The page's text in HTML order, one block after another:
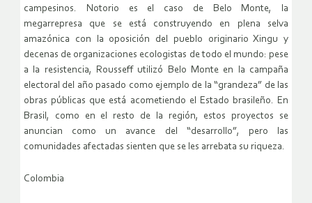
campesinos. Notorio es el caso de Belo Monte, la
megarrepresa que se está construyendo en plena selva
amazónica con la oposición del pueblo originario Xingu y
decenas de organizaciones ecologistas de todo el mundo: pese
a la resistencia, Rousseff utilizó Belo Monte en la campaña
electoral del año pasado como ejemplo de la “grandeza” de las
obras públicas que está acometiendo el Estado brasileño. En
Brasil, como en el resto de la región, estos proyectos se
anuncian como un avance del “desarrollo”, pero las
comunidades afectadas sienten que se les arrebata su riqueza.
Colombia